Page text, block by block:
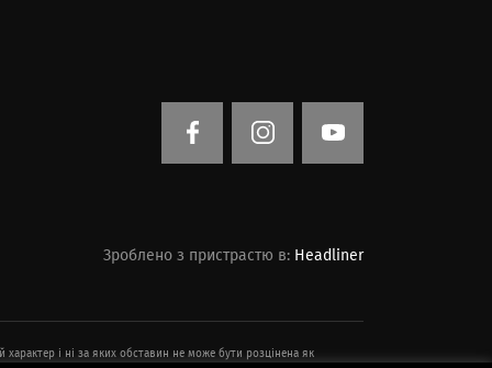
Зроблено з пристрастю в: Headliner
і ні за яких обставин не може бути розцінена як